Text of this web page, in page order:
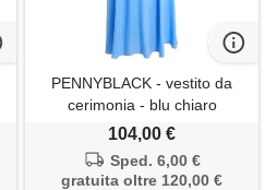
PENNYBLACK - vestito da
cerimonia - blu chiaro
104,00 €
Sped. 6,00 €
gratuita oltre 120,00 €